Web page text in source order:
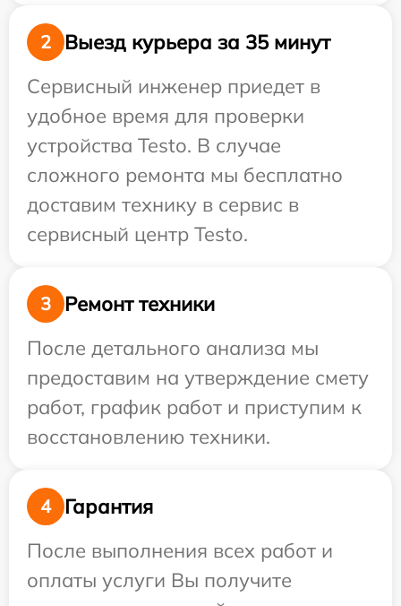
2
Выезд курьера за 35 минут
Сервисный инженер приедет в
удобное время для проверки
устройства Testo. В случае
сложного ремонта мы бесплатно
доставим технику в сервис в
сервисный центр Testo.
3
Ремонт техники
После детального анализа мы
предоставим на утверждение смету
работ, график работ и приступим к
восстановлению техники.
4
Гарантия
После выполнения всех работ и
оплаты услуги Вы получите